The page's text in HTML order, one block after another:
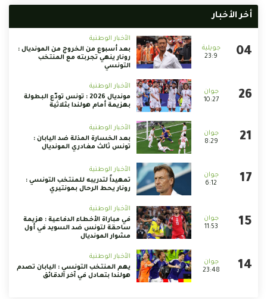
أخر الأخبار
23:9
الأخبار الوطنية
بعد أسبوع من الخروج من المونديال :
رونار ينهي تجربته مع المنتخب
التونسي
10:27
الأخبار الوطنية
مونديال 2026 : تونس تودّع البطولة
بهزيمة أمام هولندا بثلاثية
8:29
الأخبار الوطنية
بعد الخسارة المذلة ضد اليابان :
تونس ثالث مغادري المونديال
6:12
الأخبار الوطنية
تمهيداً لتدريبه للمنتخب التونسي :
رونار يحط الرحال بمونتيري
11:53
الأخبار الوطنية
في مباراة الأخطاء الدفاعية : هزيمة
ساحقة لتونس ضد السويد في أول
مشوار المونديال
23:48
الأخبار الوطنية
يهم المنتخب التونسي : اليابان تصدم
هولندا بتعادل في آخر الدقائق